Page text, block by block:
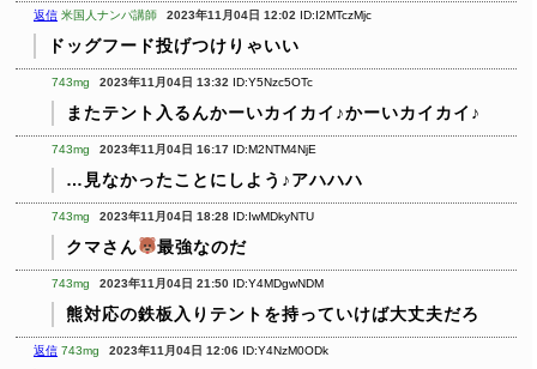
返信 米国人ナンパ講師 2023年11月04日 12:02 ID:I2MTczMjc
ドッグフード投げつけりゃいい
743mg 2023年11月04日 13:32 ID:Y5Nzc5OTc
またテント入るんかーいカイカイ♪かーいカイカイ♪
743mg 2023年11月04日 16:17 ID:M2NTM4NjE
…見なかったことにしよう♪アハハハ
743mg 2023年11月04日 18:28 ID:IwMDkyNTU
クマさん 最強なのだ
743mg 2023年11月04日 21:50 ID:Y4MDgwNDM
熊対応の鉄板入りテントを持っていけば大丈夫だろ
返信 743mg 2023年11月04日 12:06 ID:Y4NzM0ODk